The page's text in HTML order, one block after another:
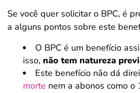
Se você quer solicitar o BPC, é
a alguns pontos sobre este
O BPC é um benefício
isso, não tem natureza
Este benefício não dá
morte nem a abonos como o